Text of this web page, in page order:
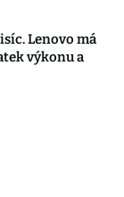
Lenovo má
výkonu a